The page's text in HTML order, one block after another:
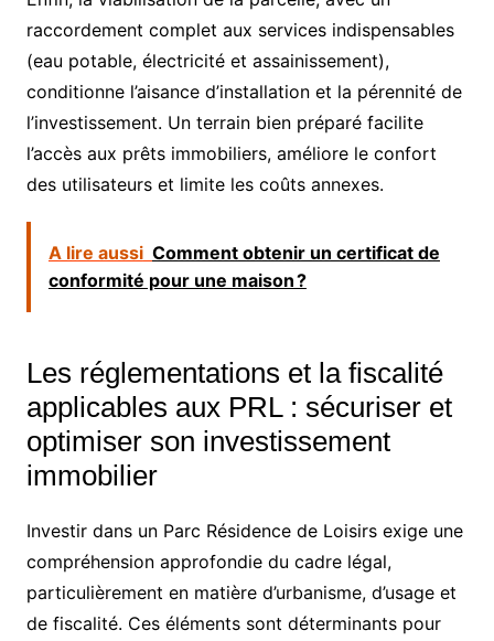
raccordement complet aux services indispensables
(eau potable, électricité et assainissement),
conditionne l’aisance d’installation et la pérennité de
l’investissement. Un terrain bien préparé facilite
l’accès aux prêts immobiliers, améliore le confort
des utilisateurs et limite les coûts annexes.
A lire aussi Comment obtenir un certificat de
conformité pour une maison ?
Les réglementations et la fiscalité
applicables aux PRL : sécuriser et
optimiser son investissement
immobilier
Investir dans un Parc Résidence de Loisirs exige une
compréhension approfondie du cadre légal,
particulièrement en matière d’urbanisme, d’usage et
de fiscalité. Ces éléments sont déterminants pour